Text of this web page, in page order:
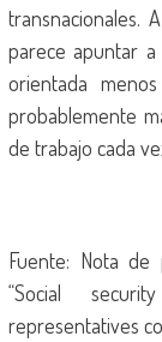
transnacionales.
parece apuntar
orientada
probablemente
de trabajo cada
Fuente: Nota de
“Social
representatives